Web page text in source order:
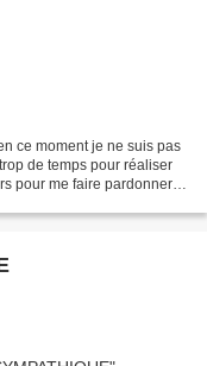
ce moment je ne suis pas
de temps pour réaliser
pour me faire pardonner